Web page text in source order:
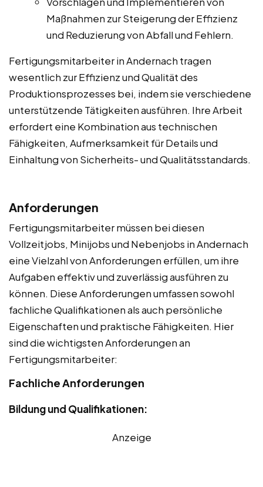
Maßnahmen zur Steigerung der Effizienz
und Reduzierung von Abfall und Fehlern.
Fertigungsmitarbeiter in Andernach tragen
wesentlich zur Effizienz und Qualität des
Produktionsprozesses bei, indem sie verschiedene
unterstützende Tätigkeiten ausführen. Ihre Arbeit
erfordert eine Kombination aus technischen
Fähigkeiten, Aufmerksamkeit für Details und
Einhaltung von Sicherheits- und Qualitätsstandards.
Anforderungen
Fertigungsmitarbeiter müssen bei diesen
Vollzeitjobs, Minijobs und Nebenjobs in Andernach
eine Vielzahl von Anforderungen erfüllen, um ihre
Aufgaben effektiv und zuverlässig ausführen zu
können. Diese Anforderungen umfassen sowohl
fachliche Qualifikationen als auch persönliche
Eigenschaften und praktische Fähigkeiten. Hier
sind die wichtigsten Anforderungen an
Fertigungsmitarbeiter:
Fachliche Anforderungen
Bildung und Qualifikationen:
Anzeige